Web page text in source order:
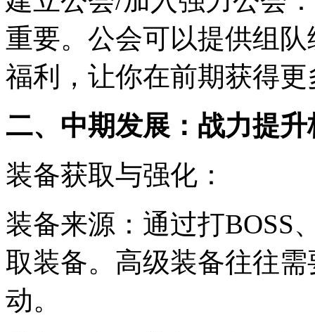
重要。公会可以提供组
福利，让你在前期获得
二、中期发展：战力提升
装备获取与强化：
装备来源：通过打BOSS
取装备。高级装备往往
动。